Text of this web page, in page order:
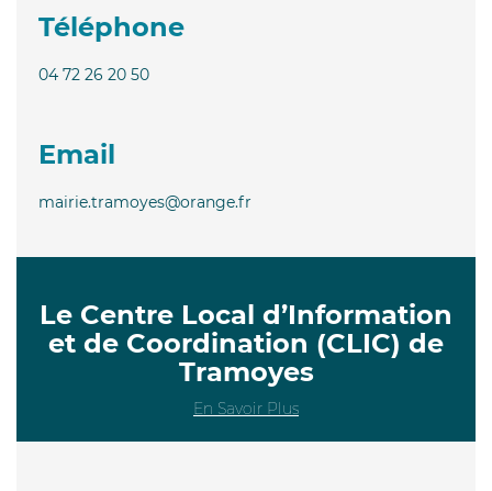
Téléphone
04 72 26 20 50
Email
mairie.tramoyes@orange.fr
Le Centre Local d’Information
et de Coordination (CLIC) de
Tramoyes
En Savoir Plus